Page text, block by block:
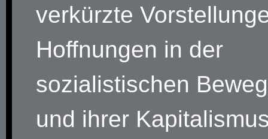
verkürzte
Hoffnungen in der
sozialistischen
und ihrer